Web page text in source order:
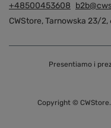
+48500453608
CWStore,Tarnowska 23/2,
Presentiamo i
Copyright ©